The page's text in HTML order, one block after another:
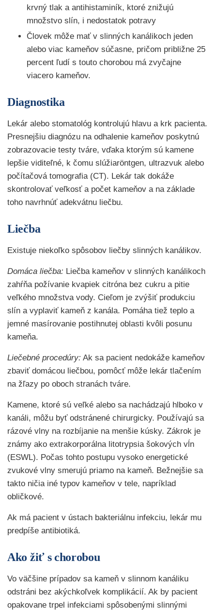
krvný tlak a antihistaminík, ktoré znižujú
množstvo slín, i nedostatok potravy
Človek môže mať v slinných kanálikoch jeden
alebo viac kameňov súčasne, pričom približne 25
percent ľudí s touto chorobou má zvyčajne
viacero kameňov.
Diagnostika
Lekár alebo stomatológ kontrolujú hlavu a krk pacienta.
Presnejšiu diagnózu na odhalenie kameňov poskytnú
zobrazovacie testy tváre, vďaka ktorým sú kamene
lepšie viditeľné, k čomu slúžiaröntgen, ultrazvuk alebo
počítačová tomografia (CT). Lekár tak dokáže
skontrolovať veľkosť a počet kameňov a na základe
toho navrhnúť adekvátnu liečbu.
Liečba
Existuje niekoľko spôsobov liečby slinných kanálikov.
Domáca liečba: Liečba kameňov v slinných kanálikoch
zahŕňa požívanie kvapiek citróna bez cukru a pitie
veľkého množstva vody. Cieľom je zvýšiť produkciu
slín a vyplaviť kameň z kanála. Pomáha tiež teplo a
jemné masírovanie postihnutej oblasti kvôli posunu
kameňa.
Liečebné procedúry: Ak sa pacient nedokáže kameňov
zbaviť domácou liečbou, pomôcť môže lekár tlačením
na žľazy po oboch stranách tváre.
Kamene, ktoré sú veľké alebo sa nachádzajú hlboko v
kanáli, môžu byť odstránené chirurgicky. Používajú sa
rázové vlny na rozbíjanie na menšie kúsky. Zákrok je
známy ako extrakorporálna litotrypsia šokových vĺn
(ESWL). Počas tohto postupu vysoko energetické
zvukové vlny smerujú priamo na kameň. Bežnejšie sa
takto ničia iné typov kameňov v tele, napríklad
obličkové.
Ak má pacient v ústach bakteriálnu infekciu, lekár mu
predpíše antibiotiká.
Ako žiť s chorobou
Vo väčšine prípadov sa kameň v slinnom kanáliku
odstráni bez akýchkoľvek komplikácií. Ak by pacient
opakovane trpel infekciami spôsobenými slinnými